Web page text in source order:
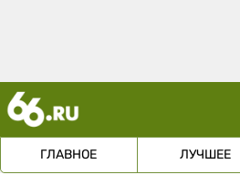
ГЛАВНОЕ ЛУЧШЕЕ